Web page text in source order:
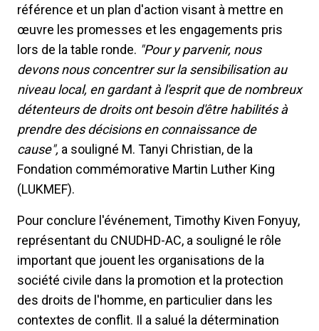
référence et un plan d'action visant à mettre en
œuvre les promesses et les engagements pris
lors de la table ronde. "Pour y parvenir, nous
devons nous concentrer sur la sensibilisation au
niveau local, en gardant à l'esprit que de nombreux
détenteurs de droits ont besoin d'être habilités à
prendre des décisions en connaissance de
cause", a souligné M. Tanyi Christian, de la
Fondation commémorative Martin Luther King
(LUKMEF).
Pour conclure l'événement, Timothy Kiven Fonyuy,
représentant du CNUDHD-AC, a souligné le rôle
important que jouent les organisations de la
société civile dans la promotion et la protection
des droits de l'homme, en particulier dans les
contextes de conflit. Il a salué la détermination